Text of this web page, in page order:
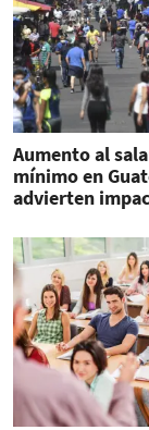
Aumento al
mínimo en
advierten